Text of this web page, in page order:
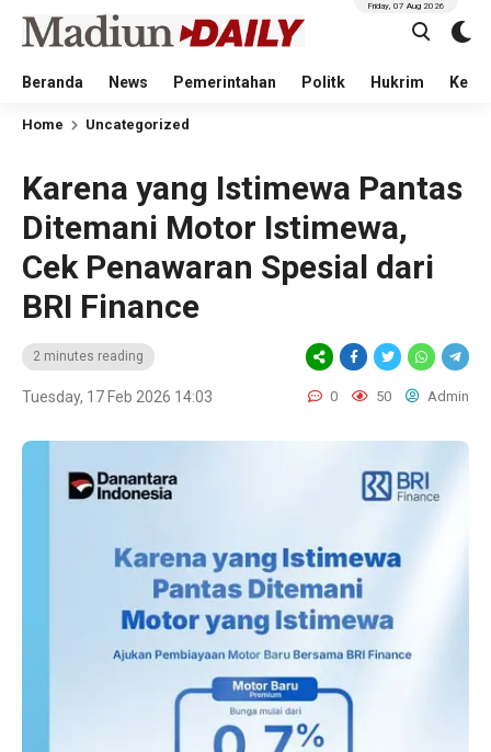
Beranda News Pemerintahan Politk Hukrim
Friday, 07 Aug 2026
Home Uncategorized
Karena yang Istimewa Pantas
Ditemani Motor Istimewa,
Cek Penawaran Spesial dari
BRI Finance
2 minutes reading
Tuesday, 17 Feb 2026 14:03 0 50 Admin